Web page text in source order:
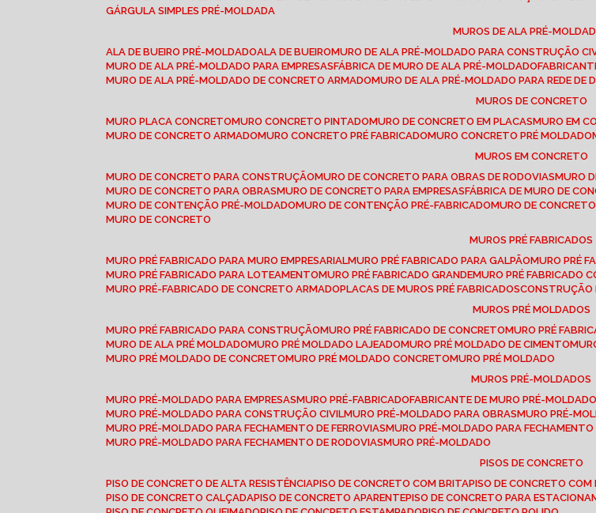
GÁRGULA SIMPLES PRÉ-MOLDADA
MUROS DE ALA PRÉ-
ALA DE BUEIRO PRÉ-MOLDADO ALA DE BUEIRO MURO DE ALA PRÉ-MOLDADO PARA CONSTRUÇÃO
MURO DE ALA PRÉ-MOLDADO PARA EMPRESAS FÁBRICA DE MURO DE ALA PRÉ-MOLDADO
MURO DE ALA PRÉ-MOLDADO DE CONCRETO ARMADO
MURO DE ALA PRÉ-MOLDADO PARA REDE DE
MUROS DE CONCRETO
MURO PLACA CONCRETO
MURO CONCRETO PINTADO MURO DE CONCRETO EM PLACAS MURO EM
MURO DE CONCRETO ARMADO
MURO CONCRETO PRÉ FABRICADO MURO CONCRETO PRÉ MOLDADO
MUROS EM CONCRETO
MURO DE CONCRETO PARA CONSTRUÇÃO
MURO DE CONCRETO PARA OBRAS DE RODOVIAS
MURO
MURO DE CONCRETO PARA OBRAS
MURO DE CONCRETO PARA EMPRESAS FÁBRICA DE MURO DE
MURO DE CONTENÇÃO PRÉ-MOLDADO
MURO DE CONTENÇÃO PRÉ-FABRICADO MURO DE
MURO DE CONCRETO
MUROS PRÉ FABRICADOS
MURO PRÉ FABRICADO PARA MURO EMPRESARIAL
MURO PRÉ FABRICADO PARA GALPÃO MURO PRÉ
MURO PRÉ FABRICADO PARA LOTEAMENTO
MURO PRÉ FABRICADO GRANDE MURO PRÉ FABRICADO
MURO PRÉ-FABRICADO DE CONCRETO ARMADO PLACAS DE MUROS PRÉ FABRICADOS
MUROS PRÉ MOLDADOS
MURO PRÉ FABRICADO PARA CONSTRUÇÃO
MURO PRÉ FABRICADO DE CONCRETO MURO PRÉ
MURO DE ALA PRÉ MOLDADO
MURO PRÉ MOLDADO LAJEADO MURO PRÉ MOLDADO DE CIMENTO
MURO PRÉ MOLDADO DE CONCRETO
MURO PRÉ MOLDADO CONCRETO
MURO PRÉ MOLDADO
MUROS PRÉ-MOLDADOS
MURO PRÉ-MOLDADO PARA EMPRESAS
MURO PRÉ-FABRICADO FABRICANTE DE MURO PRÉ-
MURO PRÉ-MOLDADO PARA CONSTRUÇÃO CIVIL
MURO PRÉ-MOLDADO PARA OBRAS
MURO PRÉ-
MURO PRÉ-MOLDADO PARA FECHAMENTO DE FERROVIAS
MURO PRÉ-MOLDADO PARA
MURO PRÉ-MOLDADO PARA FECHAMENTO DE RODOVIAS
MURO PRÉ-MOLDADO
PISOS DE CONCRETO
PISO DE CONCRETO DE ALTA RESISTÊNCIA PISO DE CONCRETO COM BRITA PISO DE CONCRETO COM
PISO DE CONCRETO CALÇADA PISO DE CONCRETO APARENTE PISO DE CONCRETO PARA